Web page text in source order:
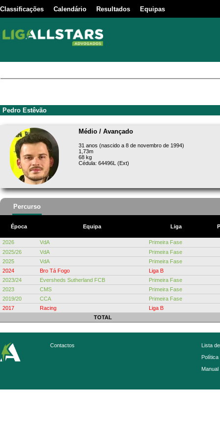
Classificações Calendário Resultados Equipas
Pedro Estêvão
Médio / Avançado
31 anos (nascido a 8 de novembro de 1994)
1,73m
68 kg
Cédula: 64496L (Ext)
Percurso
Época Equipa Liga
2026 VdA
Primeira Fase
2025/26
VdA
Primeira Fase
2025
VdA
Primeira Fase
2024
Bro Tá Fogo
Liga B
2023/24
Eversheds Sutherland FCB
Primeira Fase
2023
CMS
Primeira Fase
2019/20
CCA
Primeira Fase
2017
Racing
Liga B
TOTAL
Contactos
Lista
Política